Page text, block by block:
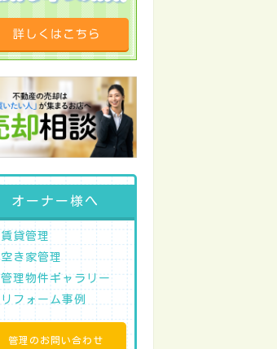
オーナー様へ
賃貸管理
空き家管理
管理物件ギャラリー
リフォーム事例
管理のお問い合わせ